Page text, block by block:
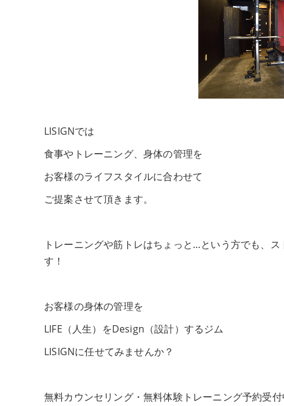
LISIGNでは
食事やトレーニング、身体の管理を
お客様のライフスタイルに合わせて
ご提案させて頂きます。
トレーニングや筋トレはちょっと…という方でも、
す！
お客様の身体の管理を
LIFE（人生）をDesign（設計）するジム
LISIGNに任せてみませんか？
無料カウンセリング・無料体験トレーニング予約受付